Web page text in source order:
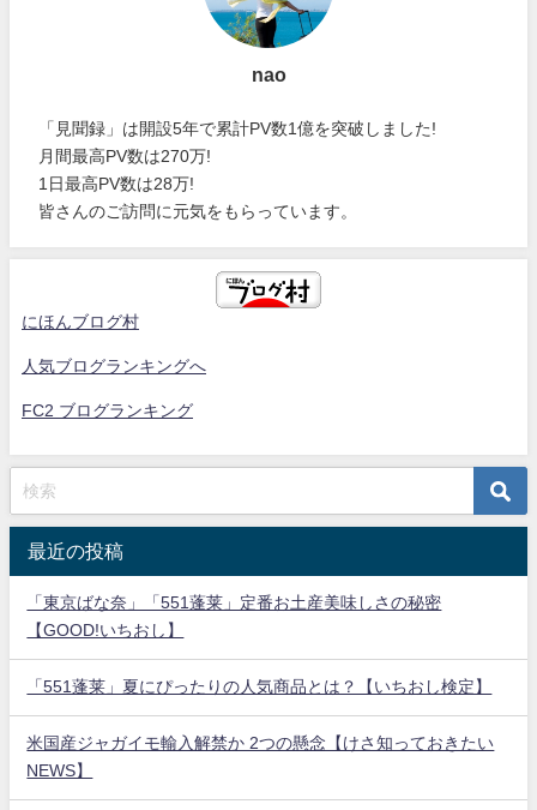
nao
「見聞録」は開設5年で累計PV数1億を突破しました!
月間最高PV数は270万!
1日最高PV数は28万!
皆さんのご訪問に元気をもらっています。
にほんブログ村
人気ブログランキングへ
FC2 ブログランキング
最近の投稿
「東京ばな奈」「551蓬莱」定番お土産美味しさの秘密
【GOOD!いちおし】
「551蓬莱」夏にぴったりの人気商品とは？【いちおし検定】
米国産ジャガイモ輸入解禁か 2つの懸念【けさ知っておきたい
NEWS】